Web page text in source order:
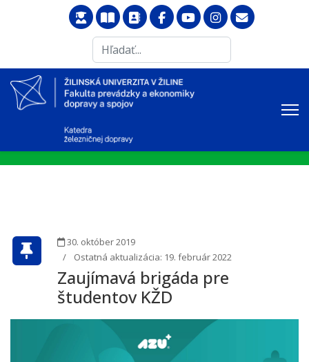
...
30. október 2019
Ostatná aktualizácia: 19. február 2022
Zaujímavá brigáda pre
študentov KŽD